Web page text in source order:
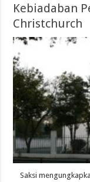
Kebiadaban
Christchurch
Saksi